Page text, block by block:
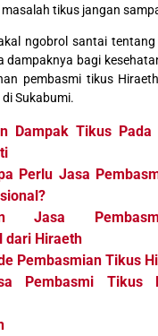
tikus jangan
ngobrol santai
dampaknya bagi
pembasmi tikus
Sukabumi.
Dampak Tikus Pada
Perlu Jasa
Jasa
dari Hiraeth
Pembasmian Tikus
Pembasmi Tikus